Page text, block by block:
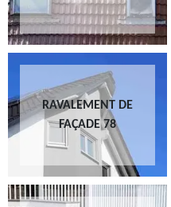
RAVALEMENT DE
FAÇADE 78